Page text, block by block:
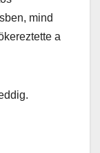
mind
a